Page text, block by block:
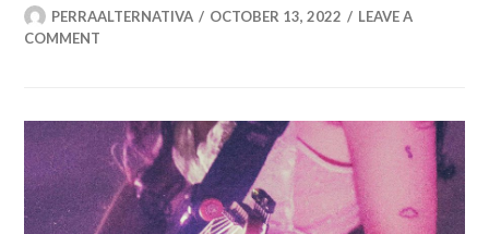
PERRAALTERNATIVA OCTOBER 13, 2022
LEAVE A
COMMENT